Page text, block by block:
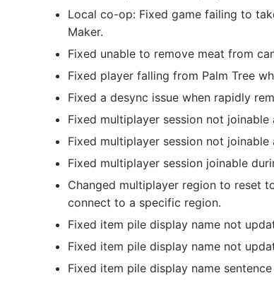
Local co-op: Fixed game failing to
Maker.
Fixed unable to remove meat from
Fixed player falling from Palm Tree
Fixed a desync issue when rapidly
Fixed multiplayer session not
Fixed multiplayer session not
Fixed multiplayer session joinable
Changed multiplayer region to reset
connect to a specific region.
Fixed item pile display name not
Fixed item pile display name not
Fixed item pile display name